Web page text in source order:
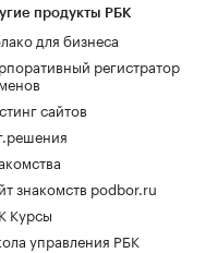
продукты РБК
для бизнеса
регистратор
сайтов
знакомств podbor.ru
Курсы
управления РБК